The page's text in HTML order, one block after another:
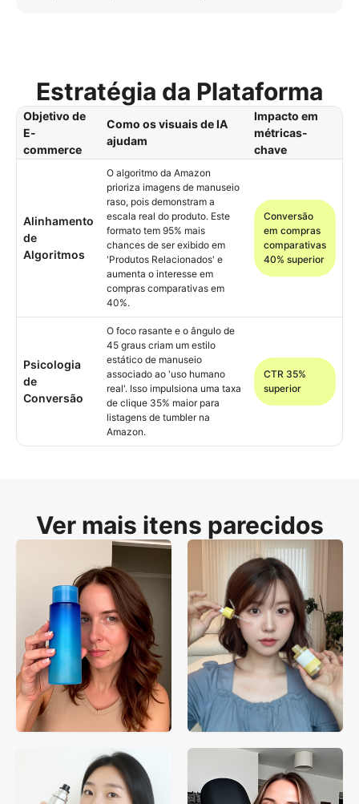
Estratégia da Plataforma
Objetivo de
E-
commerce
Como os visuais de IA
ajudam
Impacto em
métricas-
chave
Alinhamento
de
Algoritmos
O algoritmo da Amazon
prioriza imagens de manuseio
raso, pois demonstram a
escala real do produto. Este
formato tem 95% mais
chances de ser exibido em
'Produtos Relacionados' e
aumenta o interesse em
compras comparativas em
40%.
Conversão
em compras
comparativas
40% superior
Psicologia
de
Conversão
O foco rasante e o ângulo de
45 graus criam um estilo
estático de manuseio
associado ao 'uso humano
real'. Isso impulsiona uma taxa
de clique 35% maior para
listagens de tumbler na
Amazon.
CTR 35%
superior
Ver mais itens parecidos